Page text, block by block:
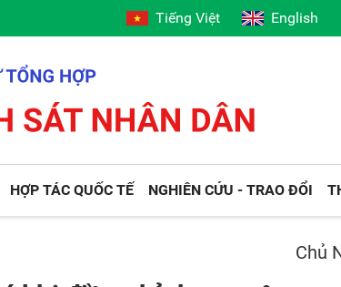
Tiếng Việt English
HỢP TÁC QUỐC TẾ NGHIÊN CỨU - TRAO ĐỔI
Chủ